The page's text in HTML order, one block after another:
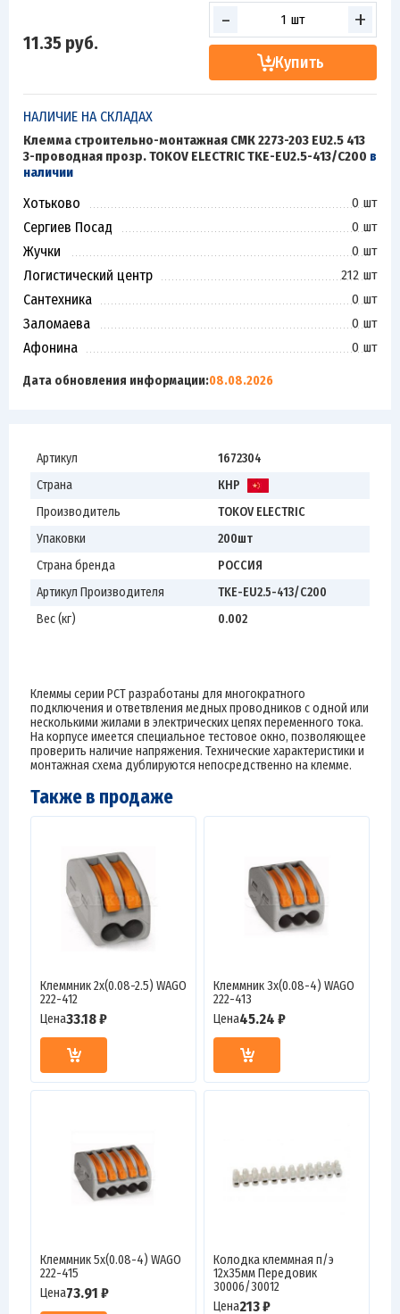
11.35 руб.
- +
Купить
НАЛИЧИЕ НА СКЛАДАХ
Клемма строительно-монтажная СМК 2273-203 EU2.5 413
3-проводная прозр. TOKOV ELECTRIC TKE-EU2.5-413/C200 в
наличии
Хотьково 0 шт
Сергиев Посад 0 шт
Жучки 0 шт
Логистический центр 212 шт
Сантехника 0 шт
Заломаева 0 шт
Афонина 0 шт
Дата обновления информации:08.08.2026
Артикул
1672304
Страна
КНР
Производитель
TOKOV ELECTRIC
Упаковки
200шт
Страна бренда
РОССИЯ
Артикул Производителя
TKE-EU2.5-413/C200
Вес (кг)
0.002
Клеммы серии РСТ разработаны для многократного
подключения и ответвления медных проводников с одной или
несколькими жилами в электрических цепях переменного тока.
На корпусе имеется специальное тестовое окно, позволяющее
проверить наличие напряжения. Технические характеристики и
монтажная схема дублируются непосредственно на клемме.
Также в продаже
Клеммник 2х(0.08-2.5) WAGO
222-412
Цена33.18 ₽
Клеммник 3х(0.08-4) WAGO
222-413
Цена45.24 ₽
Клеммник 5х(0.08-4) WAGO
222-415
Цена73.91 ₽
Колодка клеммная п/э
12х35мм Передовик
30006/30012
Цена213 ₽